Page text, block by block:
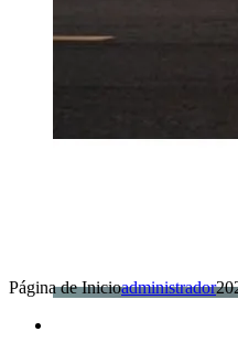
Página de Inicioadministrador